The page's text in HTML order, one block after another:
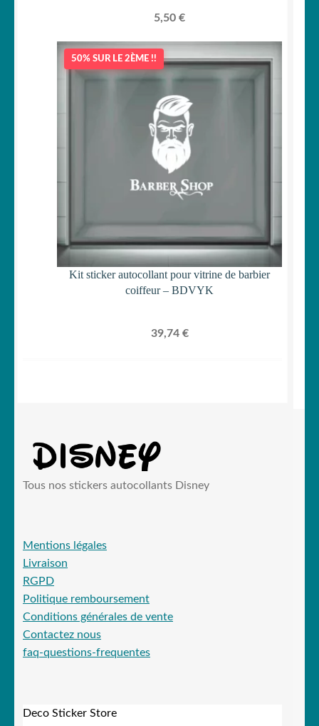
5,50 €
50% SUR LE 2ÈME !!
Kit sticker autocollant pour vitrine de barbier
coiffeur – BDVYK
39,74 €
Tous nos stickers autocollants Disney
Mentions légales
Livraison
RGPD
Politique remboursement
Conditions générales de vente
Contactez nous
faq-questions-frequentes
Deco Sticker Store